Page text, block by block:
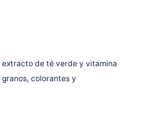
extracto de té verde y vitamina
colorantes y